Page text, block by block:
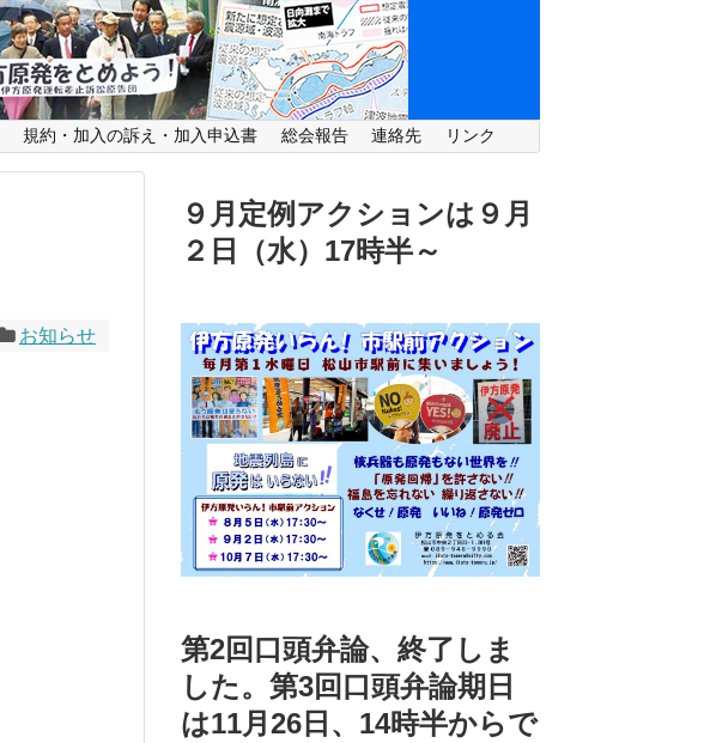
規約・加入の訴え・加入申込書 総会報告 連絡先 リンク
お知らせ
９月定例アクションは９月
２日（水） 17時半～
第2回口頭弁論、終了しま
した。第3回口頭弁論期日
は11月26日、14時半からで